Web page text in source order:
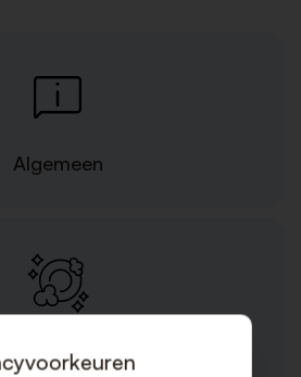
Algemeen
diensten